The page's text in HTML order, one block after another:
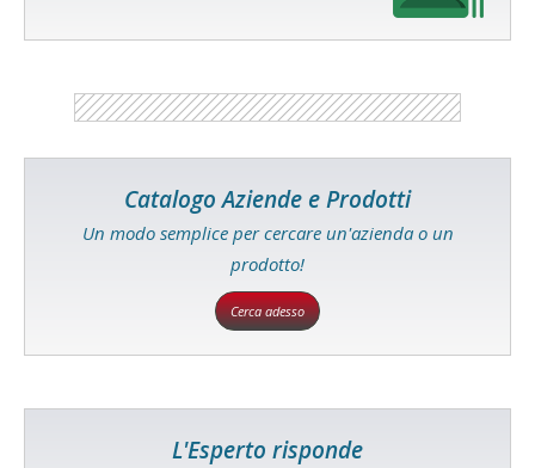
Catalogo Aziende e Prodotti
Un modo semplice per cercare un'azienda o un
prodotto!
Cerca adesso
L'Esperto risponde